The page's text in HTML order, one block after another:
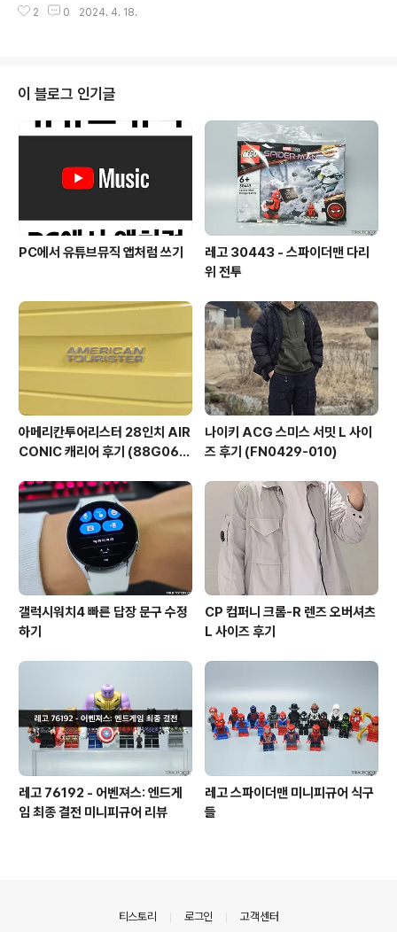
링을 보여준다. 내부엔 수납 오거나이저와 크로스 패킹 스
가에 구하기가 쉽지 않다. 미국 아마존을 통해 구매했고 완
제작되었고 5기압 방수가 가능하다. 또한, 강화 미네랄 글
라스 사용하여 어느 정도 내구성을 보장한다. 럭투럭은 40
mm인데 실제 글라스는 30mm 정도 되어 약간 작은 느낌
이 든다. 브레이슬릿도 매우 크게 제작되어서, 손목이 굵은
사람도 무리 없이 착용가능할 듯싶다. 5칸을 줄이니 여유
롭게 맞았다. 카시오 ..
2 0 2024. 4. 18.
이 블로그 인기글
PC에서 유튜브뮤직 앱처럼 쓰기
레고 30443 - 스파이더맨 다리
위 전투
아메리칸투어리스터 28인치 AIR
CONIC 캐리어 후기 (88G060
나이키 ACG 스미스 서밋 L 사이
즈 후기 (FN0429-010)
갤럭시워치4 빠른 답장 문구 수정
하기
CP 컴퍼니 크롬-R 렌즈 오버셔츠
L 사이즈 후기
레고 76192 - 어벤져스: 엔드게
임 최종 결전 미니피규어 리뷰
레고 스파이더맨 미니피규어 식구
들
티스토리 로그인 고객센터